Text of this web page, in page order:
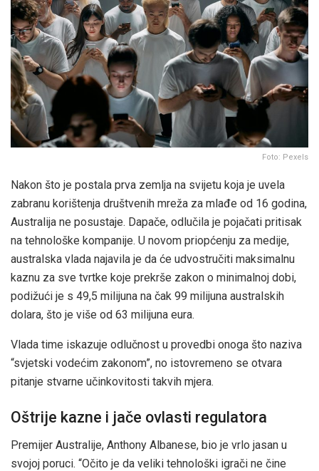
Foto: Pexels
Nakon što je postala prva zemlja na svijetu koja je uvela
zabranu korištenja društvenih mreža za mlađe od 16 godina,
Australija ne posustaje. Dapače, odlučila je pojačati pritisak
na tehnološke kompanije. U novom priopćenju za medije,
australska vlada najavila je da će udvostručiti maksimalnu
kaznu za sve tvrtke koje prekrše zakon o minimalnoj dobi,
podižući je s 49,5 milijuna na čak 99 milijuna australskih
dolara, što je više od 63 milijuna eura.
Vlada time iskazuje odlučnost u provedbi onoga što naziva
“svjetski vodećim zakonom”, no istovremeno se otvara
pitanje stvarne učinkovitosti takvih mjera.
Oštrije kazne i jače ovlasti regulatora
Premijer Australije, Anthony Albanese, bio je vrlo jasan u
svojoj poruci. “Očito je da veliki tehnološki igrači ne čine